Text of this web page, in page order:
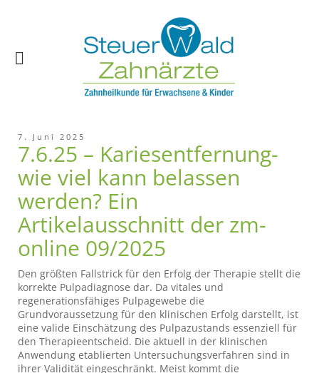
7. Juni 2025
7.6.25 – Karies­entfernung-
wie viel kann belassen
werden? Ein
Artikelausschnitt der zm-
online 09/2025
Den größten Fallstrick für den Erfolg der Therapie stellt die
korrekte Pulpadiagnose dar. Da vitales und
regenerationsfähiges Pulpagewebe die
Grundvoraussetzung für den klinischen Erfolg darstellt, ist
eine valide Einschätzung des Pulpazustands essenziell für
den Therapieentscheid. Die aktuell in der klinischen
Anwendung etablierten Untersuchungsverfahren sind in
ihrer Validität eingeschränkt. Meist kommt die